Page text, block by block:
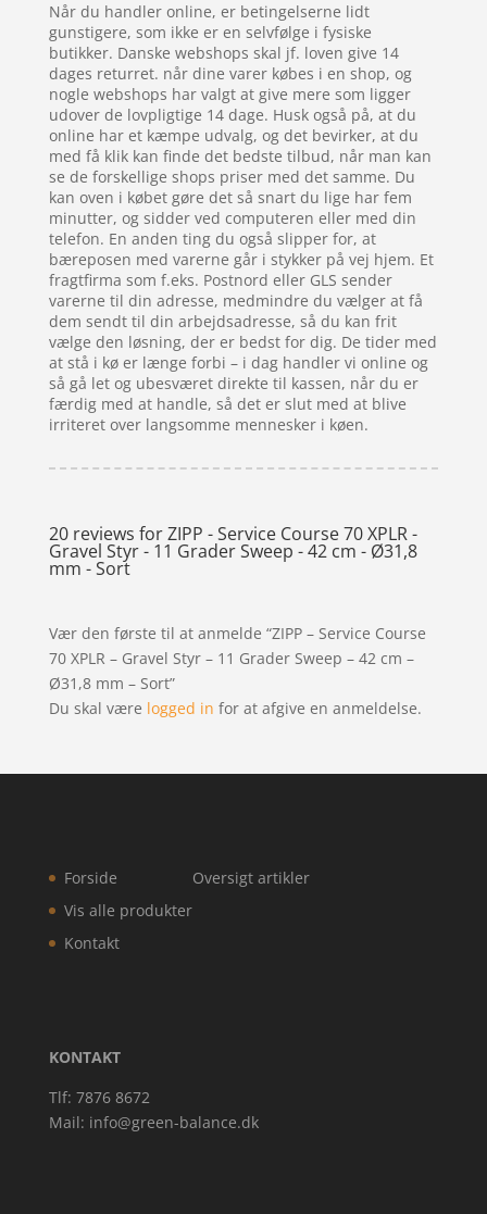
Når du handler online, er betingelserne lidt
gunstigere, som ikke er en selvfølge i fysiske
butikker. Danske webshops skal jf. loven give 14
dages returret. når dine varer købes i en shop, og
nogle webshops har valgt at give mere som ligger
udover de lovpligtige 14 dage. Husk også på, at du
online har et kæmpe udvalg, og det bevirker, at du
med få klik kan finde det bedste tilbud, når man kan
se de forskellige shops priser med det samme. Du
kan oven i købet gøre det så snart du lige har fem
minutter, og sidder ved computeren eller med din
telefon. En anden ting du også slipper for, at
bæreposen med varerne går i stykker på vej hjem. Et
fragtfirma som f.eks. Postnord eller GLS sender
varerne til din adresse, medmindre du vælger at få
dem sendt til din arbejdsadresse, så du kan frit
vælge den løsning, der er bedst for dig. De tider med
at stå i kø er længe forbi – i dag handler vi online og
så gå let og ubesværet direkte til kassen, når du er
færdig med at handle, så det er slut med at blive
irriteret over langsomme mennesker i køen.
20 reviews forZIPP - Service Course 70 XPLR -
Gravel Styr - 11 Grader Sweep - 42 cm - Ø31,8
mm - Sort
Vær den første til at anmelde “ZIPP – Service Course
70 XPLR – Gravel Styr – 11 Grader Sweep – 42 cm –
Ø31,8 mm – Sort”
Du skal være logged in for at afgive en anmeldelse.
Forside
Vis alle produkter
Kontakt
Oversigt artikler
KONTAKT
Tlf: 7876 8672
Mail: info@green-balance.dk